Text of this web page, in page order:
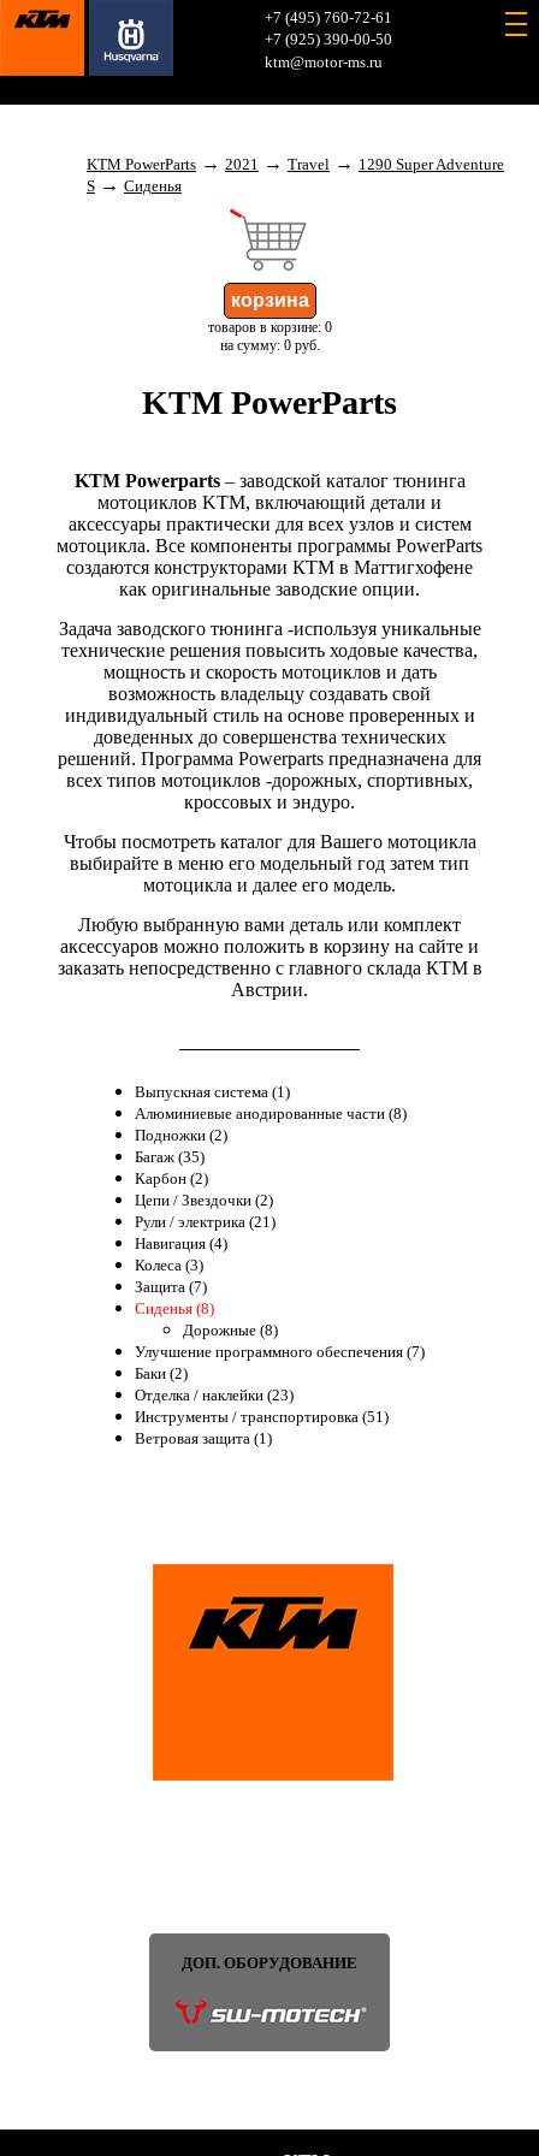
+7 (495) 760-72-61
+7 (925) 390-00-50
ktm@motor-ms.ru
KTM PowerParts → 2021 → Travel → 1290 Super Adventure
S → Сиденья
товаров в корзине: 0
на сумму: 0 руб.
KTM PowerParts
KTM Powerparts– заводской каталог тюнинга
мотоциклов KTM, включающий детали и
аксессуары практически для всех узлов и систем
мотоцикла. Все компоненты программы PowerParts
создаются конструкторами КТМ в Маттигхофене
как оригинальные заводские опции.
Задача заводского тюнинга -используя уникальные
технические решения повысить ходовые качества,
мощность и скорость мотоциклов и дать
возможность владельцу создавать свой
индивидуальный стиль на основе проверенных и
доведенных до совершенства технических
решений. Программа Powerparts предназначена для
всех типов мотоциклов -дорожных, спортивных,
кроссовых и эндуро.
Чтобы посмотреть каталог для Вашего мотоцикла
выбирайте в меню его модельный год затем тип
мотоцикла и далее его модель.
Любую выбранную вами деталь или комплект
аксессуаров можно положить в корзину на сайте и
заказать непосредственно с главного склада КТМ в
Австрии.
Выпускная система (1)
Алюминиевые анодированные части (8)
Подножки (2)
Багаж (35)
Карбон (2)
Цепи / Звездочки (2)
Рули / электрика (21)
Навигация (4)
Колеса (3)
Защита (7)
Сиденья (8)
Дорожные (8)
Улучшение программного обеспечения (7)
Баки (2)
Отделка / наклейки (23)
Инструменты / транспортировка (51)
Ветровая защита (1)
ДОП. ОБОРУДОВАНИЕ